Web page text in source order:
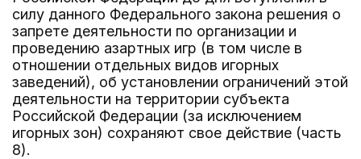
силу данного Федерального закона решения о
запрете деятельности по организации и
проведению азартных игр (в том числе в
отношении отдельных видов игорных
заведений), об установлении ограничений этой
деятельности на территории субъекта
Российской Федерации (за исключением
игорных зон) сохраняют свое действие (часть
8).